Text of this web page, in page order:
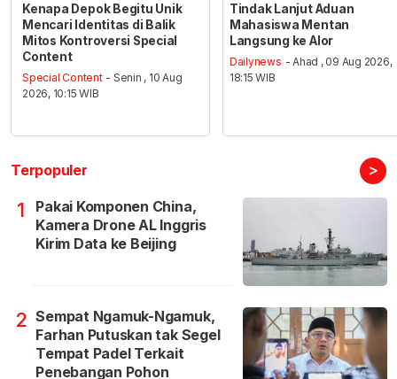
Kenapa Depok Begitu Unik
Mencari Identitas di Balik
Mitos Kontroversi Special
Content
Special Content - Senin , 10 Aug
2026, 10:15 WIB
Tindak Lanjut Aduan
Mahasiswa Mentan
Langsung ke Alor
Dailynews - Ahad , 09 Aug 2026,
18:15 WIB
Terpopuler >
1
Pakai Komponen China,
Kamera Drone AL Inggris
Kirim Data ke Beijing
2 Sempat Ngamuk-Ngamuk,
Farhan Putuskan tak Segel
Tempat Padel Terkait
Penebangan Pohon